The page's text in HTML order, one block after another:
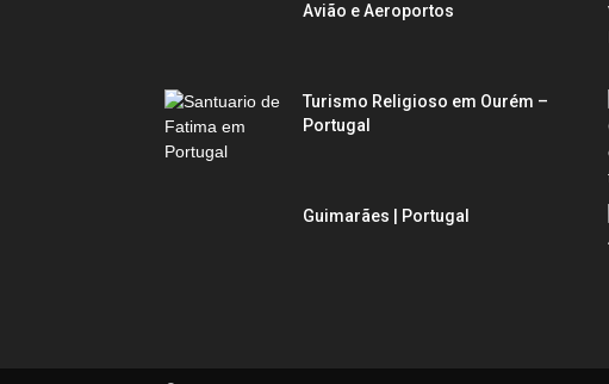
Avião e Aeroportos
Turismo Religioso em Ourém –
Portugal
Guimarães | Portugal